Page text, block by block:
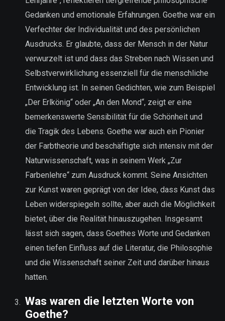
Gedanken und emotionale Erfahrungen. Goethe war ein
Verfechter der Individualität und des persönlichen
Ausdrucks. Er glaubte, dass der Mensch in der Natur
verwurzelt ist und dass das Streben nach Wissen und
Selbstverwirklichung essenziell für die menschliche
Entwicklung ist. In seinen Gedichten, wie zum Beispiel
„Der Erlkönig“ oder „An den Mond“, zeigt er eine
bemerkenswerte Sensibilität für die Schönheit und
die Tragik des Lebens. Goethe war auch ein Pionier
der Farbtheorie und beschäftigte sich intensiv mit der
Naturwissenschaft, was in seinem Werk „Zur
Farbenlehre“ zum Ausdruck kommt. Seine Ansichten
zur Kunst waren geprägt von der Idee, dass Kunst das
Leben widerspiegeln sollte, aber auch die Möglichkeit
bietet, über die Realität hinauszugehen. Insgesamt
lässt sich sagen, dass Goethes Worte und Gedanken
einen tiefen Einfluss auf die Literatur, die Philosophie
und die Wissenschaft seiner Zeit und darüber hinaus
hatten.
Was waren die letzten Worte von
Goethe?